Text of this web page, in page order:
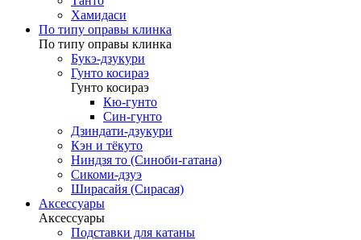
Хамидаси
По типу оправы клинка
По типу оправы клинка
Букэ-дзукури
Гунто косираэ
Гунто косираэ
Кю-гунто
Син-гунто
Дзиндати-дзукури
Кэн и тёкуто
Ниндзя то (Синоби-гатана)
Сикоми-дзуэ
Ширасайя (Сирасая)
Аксессуары
Аксессуары
Подставки для катаны